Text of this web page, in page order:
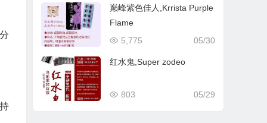
巅峰紫色佳人,Krrista Purple
Flame
05/30
5,775
红水鬼,Super zodeo
05/29
803